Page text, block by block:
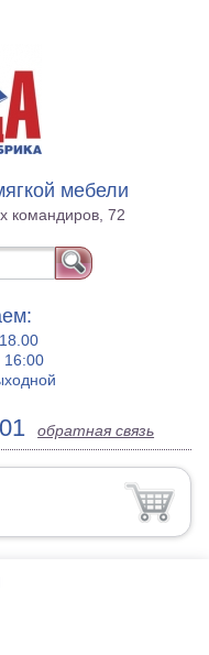
мебели
командиров, 72
16:00
обратная связь